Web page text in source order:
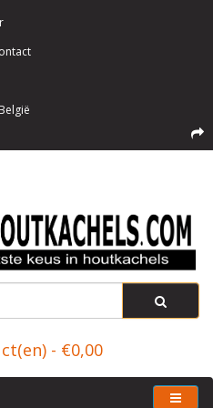
- €0,00